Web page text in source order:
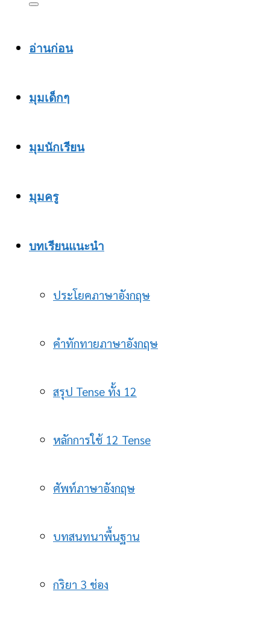
อ่านก่อน
มุมเด็กๆ
มุมนักเรียน
มุมครู
บทเรียนแนะนำ
ประโยคภาษาอังกฤษ
คำทักทายภาษาอังกฤษ
สรุป Tense ทั้ง 12
หลักการใช้ 12 Tense
ศัพท์ภาษาอังกฤษ
บทสนทนาพื้นฐาน
กริยา 3 ช่อง